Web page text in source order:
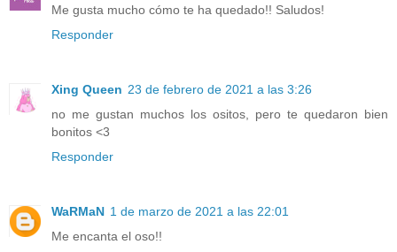
Me gusta mucho cómo te ha quedado!! Saludos!
Responder
Xing Queen 23 de febrero de 2021 a las 3:26
no me gustan muchos los ositos, pero te quedaron bien
bonitos <3
Responder
WaRMaN 1 de marzo de 2021 a las 22:01
Me encanta el oso!!